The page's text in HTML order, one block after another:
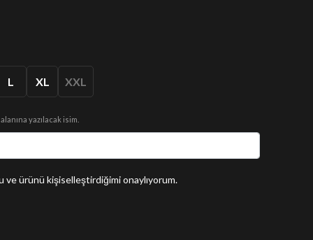
L XL XXL
yazılacak isim.
ve ürünü kişiselleştirdiğimi onaylıyorum.